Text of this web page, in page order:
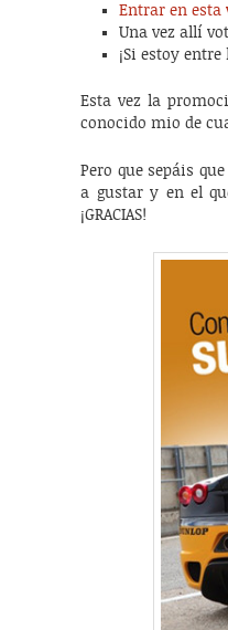
Entrar en esta
Una vez allí
¡Si estoy
Esta vez la
conocido mio de
Pero que sepáis
a gustar y en el
¡GRACIAS!